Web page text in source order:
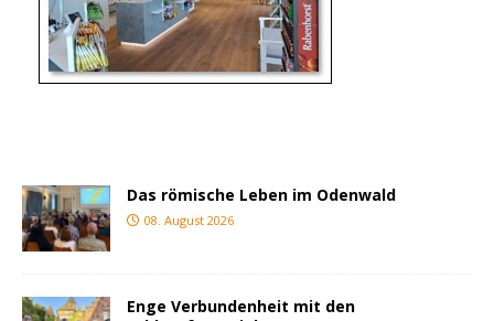
Das römische Leben im Odenwald
08. August 2026
Enge Verbundenheit mit den